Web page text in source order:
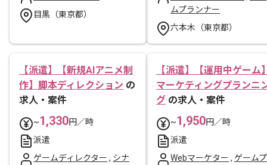
目黒（東京都）
ムプランナー
六本木（東京都）
【派遣】【新規AIアニメ制
作】脚本ディレクション の
求人・案件
~1,330円／時
派遣
ゲームディレクター , シナ
【派遣】【運用中ゲーム
マーケティングプランニ
グ の求人・案件
~1,950円／時
派遣
Webマーケター , ゲームプ